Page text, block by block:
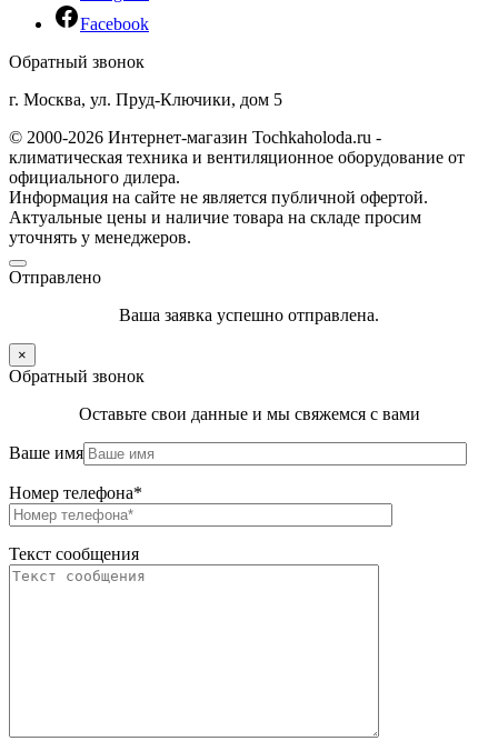
Facebook
Обратный звонок
г. Москва, ул. Пруд-Ключики, дом 5
© 2000-2026 Интернет-магазин Tochkaholoda.ru -
климатическая техника и вентиляционное оборудование от
официального дилера.
Информация на сайте не является публичной офертой.
Актуальные цены и наличие товара на складе просим
уточнять у менеджеров.
Отправлено
Ваша заявка успешно отправлена.
×
Обратный звонок
Оставьте свои данные и мы свяжемся с вами
Ваше имя
Номер телефона*
Текст сообщения